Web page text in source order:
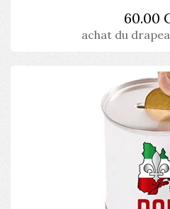
60.00
achat du